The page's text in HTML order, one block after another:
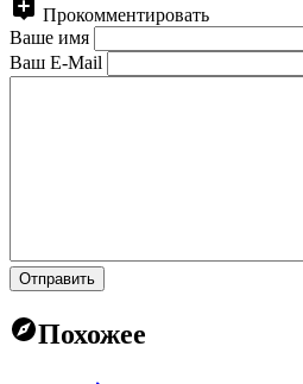
Прокомментировать
Ваше имя
Ваш E-Mail
Отправить
Похожее